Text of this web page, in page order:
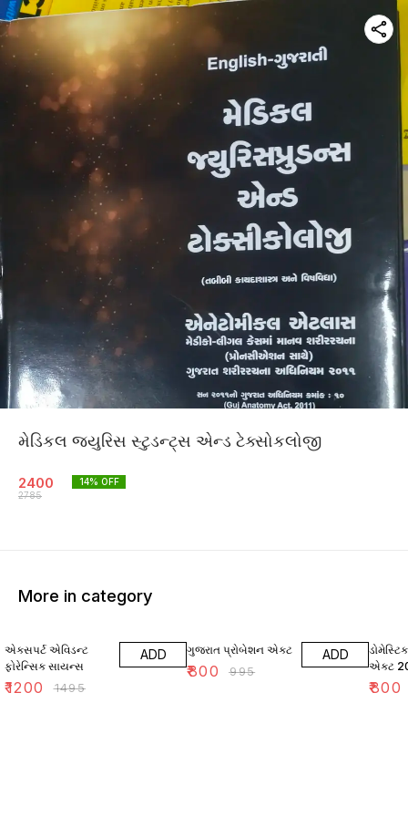
મેડિકલ જ્યુરિસ સ્ટુડન્ટ્સ એન્ડ ટેક્સોકલોજી
2400
2785
14% OFF
More in category
એક્સપર્ટ એવિડન્ટ
ફોરેન્સિક સાયન્સ
₹1200 ₹1495
ADD ગુજરાત પ્રોબેશન એક્ટ
₹800 ₹995
ADD
એક્ટ
₹800